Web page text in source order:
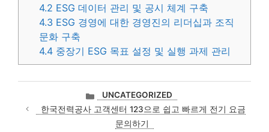
4.2 ESG 데이터 관리 및 공시 체계 구축
4.3 ESG 경영에 대한 경영진의 리더십과 조직
문화 구축
4.4 중장기 ESG 목표 설정 및 실행 과제 관리
카
테
고
UNCATEGORIZED
한국전력공사 고객센터 123으로 쉽고 빠르게 전기 요금
문의하기